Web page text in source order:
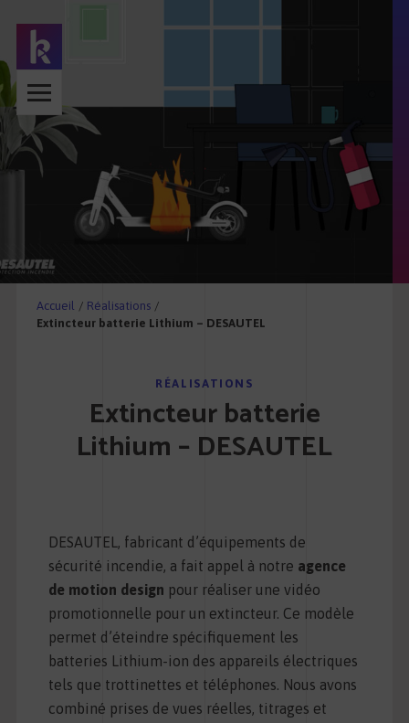
Accueil / Réalisations /
Extincteur batterie Lithium – DESAUTEL
RÉALISATIONS
Extincteur batterie
Lithium – DESAUTEL
DESAUTEL , fabricant d’équipements de
sécurité incendie, a fait appel à notre agence
de motion design pour réaliser une vidéo
promotionnelle pour un extincteur. Ce modèle
permet d’éteindre spécifiquement les
batteries Lithium-ion des appareils électriques
tels que trottinettes et téléphones. Nous avons
combiné prises de vues réelles, titrages et